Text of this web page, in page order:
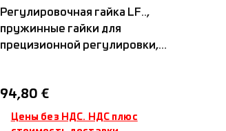
Регулировочная гайка LF..,
пружинные гайки для
прецизионной регулировки,
зажимными винтами на
одной подпружиненной
резьбовой поверхности,
Обычная цена:
94,80 €
Цены без НДС. НДС плюс